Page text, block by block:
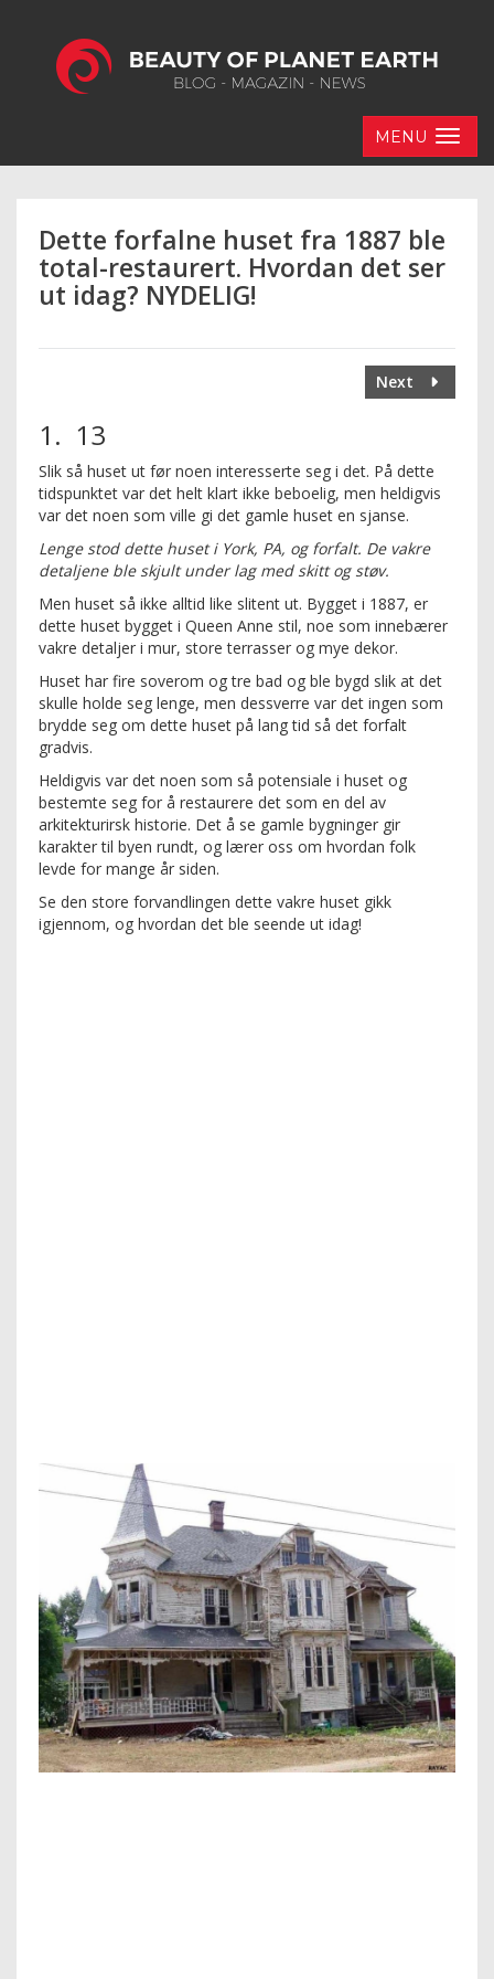
MENU
Dette forfalne huset fra 1887 ble
total-restaurert. Hvordan det ser
ut idag? NYDELIG!
Next
1. 13
Slik så huset ut før noen interesserte seg i det. På dette
tidspunktet var det helt klart ikke beboelig, men heldigvis
var det noen som ville gi det gamle huset en sjanse.
Lenge stod dette huset i York, PA, og forfalt. De vakre
detaljene ble skjult under lag med skitt og støv.
Men huset så ikke alltid like slitent ut. Bygget i 1887, er
dette huset bygget i Queen Anne stil, noe som innebærer
vakre detaljer i mur, store terrasser og mye dekor.
Huset har fire soverom og tre bad og ble bygd slik at det
skulle holde seg lenge, men dessverre var det ingen som
brydde seg om dette huset på lang tid så det forfalt
gradvis.
Heldigvis var det noen som så potensiale i huset og
bestemte seg for å restaurere det som en del av
arkitekturirsk historie. Det å se gamle bygninger gir
karakter til byen rundt, og lærer oss om hvordan folk
levde for mange år siden.
Se den store forvandlingen dette vakre huset gikk
igjennom, og hvordan det ble seende ut idag!